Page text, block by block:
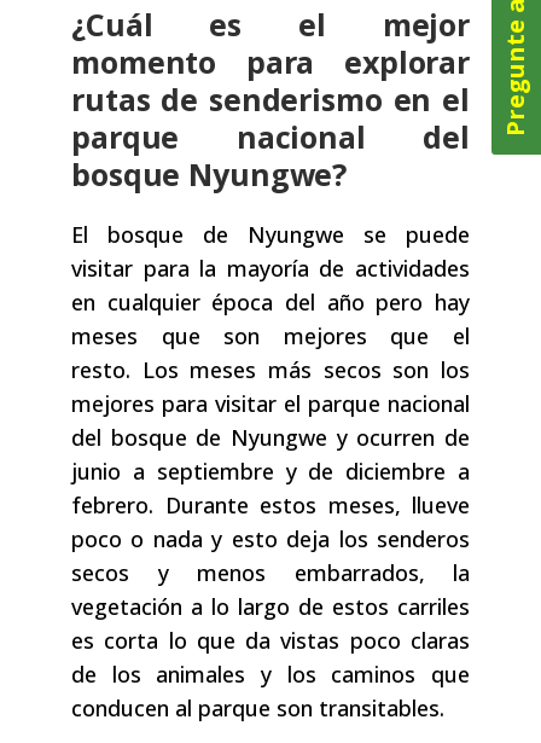
¿Cuál es el mejor
momento para explorar
rutas de senderismo en el
parque nacional del
bosque Nyungwe?
El bosque de Nyungwe se puede
visitar para la mayoría de actividades
en cualquier época del año pero hay
meses que son mejores que el
resto. Los meses más secos son los
mejores para visitar el parque nacional
del bosque de Nyungwe y ocurren de
junio a septiembre y de diciembre a
febrero. Durante estos meses, llueve
poco o nada y esto deja los senderos
secos y menos embarrados, la
vegetación a lo largo de estos carriles
es corta lo que da vistas poco claras
de los animales y los caminos que
conducen al parque son transitables.